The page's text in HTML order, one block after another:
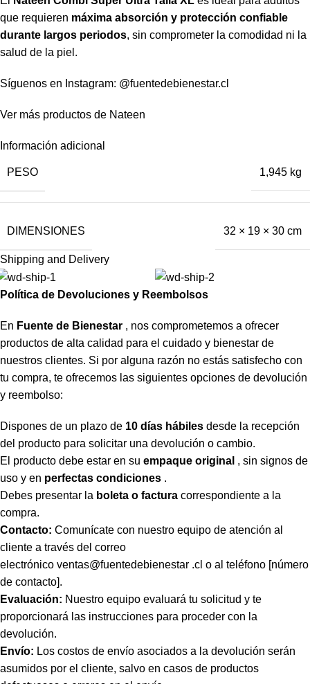
que requieren máxima absorción y protección confiable
durante largos periodos, sin comprometer la comodidad ni la
salud de la piel.
Síguenos en Instagram: @fuentedebienestar.cl
Ver más productos de Nateen
Información adicional
PESO 1,945 kg
DIMENSIONES 32 × 19 × 30 cm
Shipping and Delivery
Política de Devoluciones y Reembolsos
En Fuente de Bienestar , nos comprometemos a ofrecer
productos de alta calidad para el cuidado y bienestar de
nuestros clientes. Si por alguna razón no estás satisfecho con
tu compra, te ofrecemos las siguientes opciones de devolución
y reembolso:
Dispones de un plazo de 10 días hábiles desde la recepción
del producto para solicitar una devolución o cambio.
El producto debe estar en su empaque original , sin signos de
uso y en perfectas condiciones .
Debes presentar la boleta o factura correspondiente a la
compra.
Contacto: Comunícate con nuestro equipo de atención al
cliente a través del correo
electrónico ventas@fuentedebienestar .cl o al teléfono [número
de contacto].
Evaluación: Nuestro equipo evaluará tu solicitud y te
proporcionará las instrucciones para proceder con la
devolución.
Envío: Los costos de envío asociados a la devolución serán
asumidos por el cliente, salvo en casos de productos